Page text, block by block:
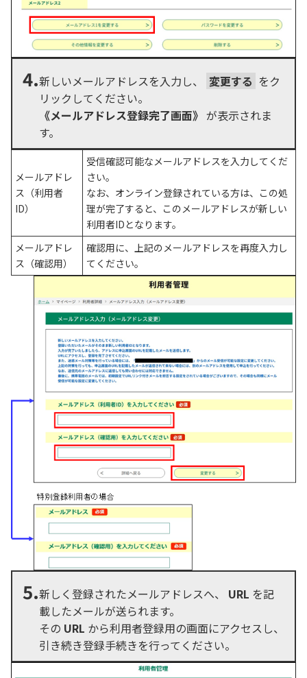
4.新しいメールアドレスを入力し、 変更する をク
リックしてください。
《メールアドレス登録完了画面》 が表示されま
す。
メールアドレ
ス（利用者
ID）
受信確認可能なメールアドレスを入力してくだ
さい。
なお、オンライン登録されている方は、この処
理が完了すると、このメールアドレスが新しい
利用者IDとなります。
メールアドレ
ス（確認用）
確認用に、上記のメールアドレスを再度入力し
てください。
5.新しく登録されたメールアドレスへ、 URL を記
載したメールが送られます。
その URL から利用者登録用の画面にアクセスし、
引き続き登録手続きを行ってください。